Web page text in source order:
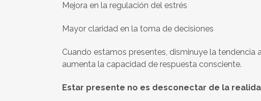
Mejora en la regulación del estrés
Mayor claridad en la toma de decisiones
Cuando estamos presentes, disminuye la
aumenta la capacidad de respuesta consciente.
Estar presente no es desconectar de la